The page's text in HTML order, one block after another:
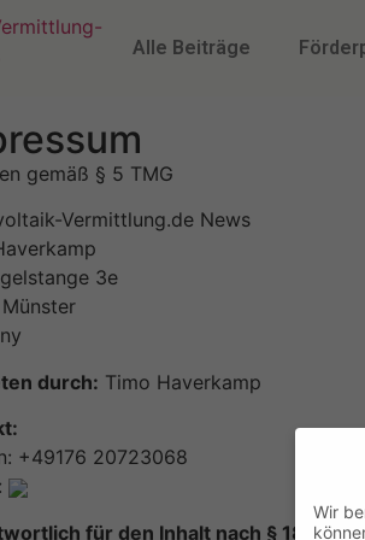
Alle Beiträge
gemäß § 5 TMG
Vermittlung.de News
3e
durch: Timo Haverkamp
+49176 20723068
für den Inhalt nach § 18 Abs. 2
Wir